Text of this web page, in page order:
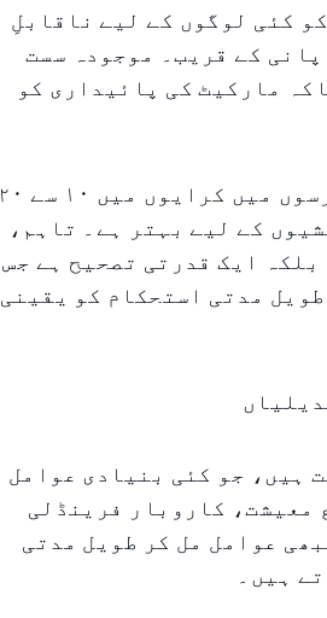
کئی لوگوں کے لیے ناقابلِ
پانی کے قریب۔ موجودہ سست
مارکیٹ کی پائیداری کو
کچھ مارکیٹ ماہرین کا خیال ہے کہ آئندہ برسوں میں کرایوں میں ۱۰ سے ۲۰
کے لیے بہتر ہے۔ تاہم،
ایک قدرتی تصحیح ہے جس
مدتی استحکام کو یقینی
ہیں، جو کئی بنیادی عوامل
معیشت، کاروبار فرینڈلی
عوامل مل کر طویل مدتی
ہیں۔